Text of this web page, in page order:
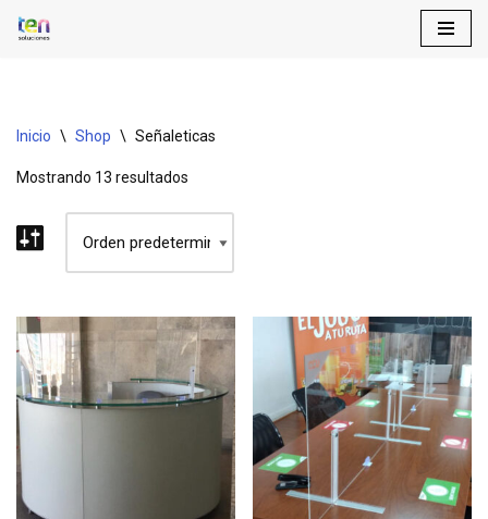
Inicio \ Shop \ Señaleticas
Mostrando 13 resultados